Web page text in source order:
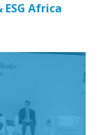
Africa